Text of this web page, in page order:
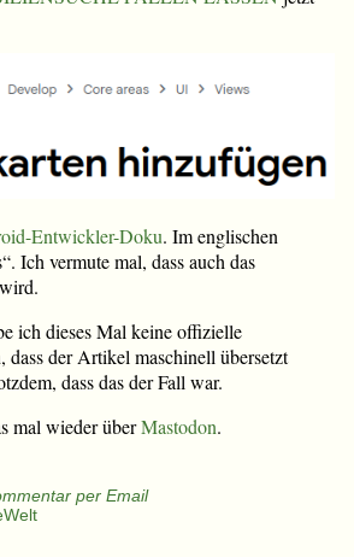
Entwickler-Doku. Im englischen
Ich vermute mal, dass auch das
ich dieses Mal keine offizielle
dass der Artikel maschinell übersetzt
dass das der Fall war.
mal wieder überMastodon.
per Email